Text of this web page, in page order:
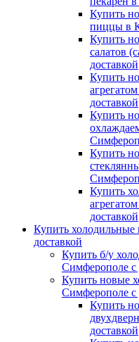
Купить
пиццы в
Купить
салатов
доставкой
Купить
доставкой
Купить
Купить
Купить
доставкой
Купить
доставкой
Купить б/у
Симферополе с
Купить новые
Симферополе с
Купить
доставкой